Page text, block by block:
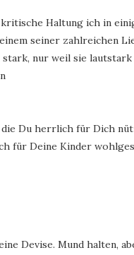
Haltung ich in
seiner zahlreichen
nur weil sie lautstark
Du herrlich für Dich
für Deine Kinder
Devise. Mund halten,